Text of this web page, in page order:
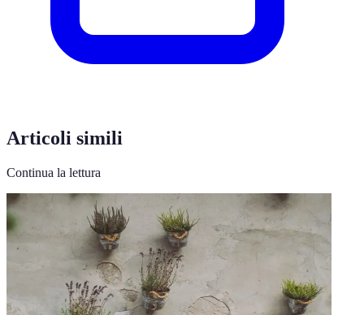
Articoli simili
Continua la lettura